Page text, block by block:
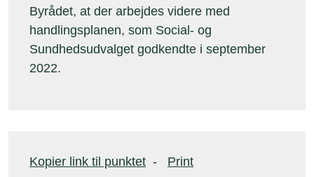
Byrådet, at der arbejdes videre med
handlingsplanen, som Social- og
Sundhedsudvalget godkendte i september
2022.
Kopier link til punktet - Print